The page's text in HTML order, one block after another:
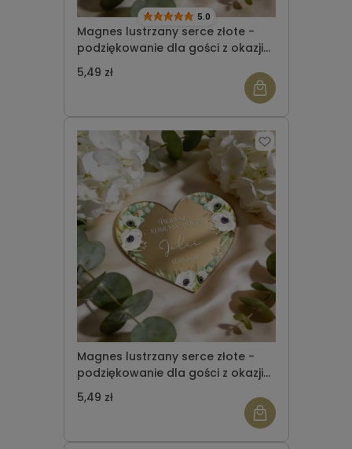
Magnes lustrzany serce złote -
podziękowanie dla gości z okazji
Komunii Świętej wzór 3
5.0
5,49 zł
Magnes lustrzany serce złote -
podziękowanie dla gości z okazji
Komunii Świętej wzór 4
5,49 zł